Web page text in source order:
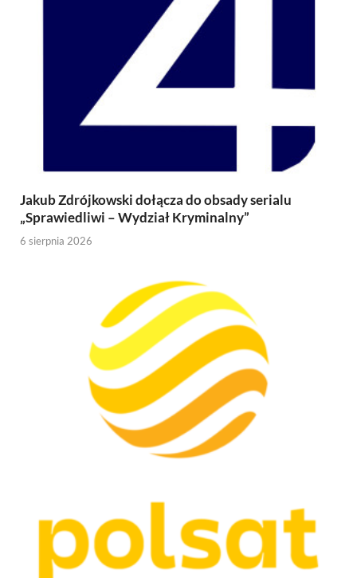
Jakub Zdrójkowski dołącza do obsady serialu
„Sprawiedliwi – Wydział Kryminalny”
6 sierpnia 2026